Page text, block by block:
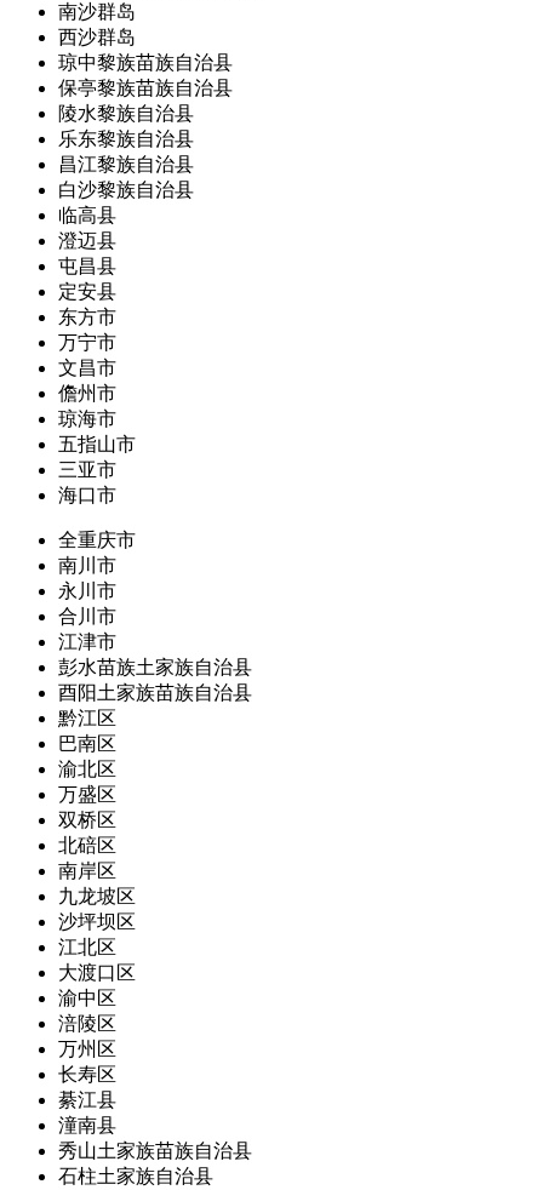
南沙群岛
西沙群岛
琼中黎族苗族自治县
保亭黎族苗族自治县
陵水黎族自治县
乐东黎族自治县
昌江黎族自治县
白沙黎族自治县
临高县
澄迈县
屯昌县
定安县
东方市
万宁市
文昌市
儋州市
琼海市
五指山市
三亚市
海口市
全重庆市
南川市
永川市
合川市
江津市
彭水苗族土家族自治县
酉阳土家族苗族自治县
黔江区
巴南区
渝北区
万盛区
双桥区
北碚区
南岸区
九龙坡区
沙坪坝区
江北区
大渡口区
渝中区
涪陵区
万州区
长寿区
綦江县
潼南县
秀山土家族苗族自治县
石柱土家族自治县